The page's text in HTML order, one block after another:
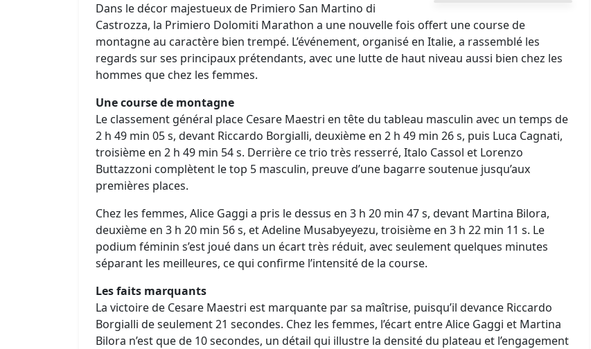
Dans le décor majestueux de Primiero San Martino di
Castrozza, la Primiero Dolomiti Marathon a une nouvelle fois offert une course de
montagne au caractère bien trempé. L’événement, organisé en Italie, a rassemblé les
regards sur ses principaux prétendants, avec une lutte de haut niveau aussi bien chez les
hommes que chez les femmes.
Une course de montagne
Le classement général place Cesare Maestri en tête du tableau masculin avec un temps de
2 h 49 min 05 s, devant Riccardo Borgialli, deuxième en 2 h 49 min 26 s, puis Luca Cagnati,
troisième en 2 h 49 min 54 s. Derrière ce trio très resserré, Italo Cassol et Lorenzo
Buttazzoni complètent le top 5 masculin, preuve d’une bagarre soutenue jusqu’aux
premières places.
Chez les femmes, Alice Gaggi a pris le dessus en 3 h 20 min 47 s, devant Martina Bilora,
deuxième en 3 h 20 min 56 s, et Adeline Musabyeyezu, troisième en 3 h 22 min 11 s. Le
podium féminin s’est joué dans un écart très réduit, avec seulement quelques minutes
séparant les meilleures, ce qui confirme l’intensité de la course.
Les faits marquants
La victoire de Cesare Maestri est marquante par sa maîtrise, puisqu’il devance Riccardo
Borgialli de seulement 21 secondes. Chez les femmes, l’écart entre Alice Gaggi et Martina
Bilora n’est que de 10 secondes, un détail qui illustre la densité du plateau et l’engagement